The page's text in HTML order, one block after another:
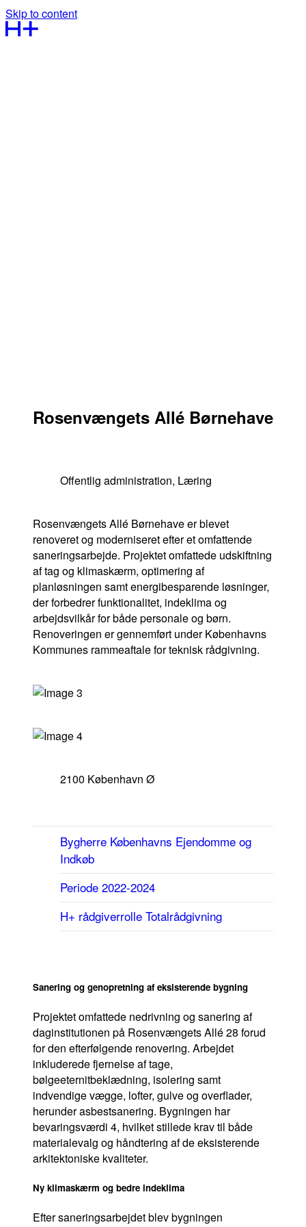
Skip to content
Rosenvængets Allé Børnehave
Offentlig administration, Læring
Rosenvængets Allé Børnehave er blevet
renoveret og moderniseret efter et omfattende
saneringsarbejde. Projektet omfattede udskiftning
af tag og klimaskærm, optimering af
planløsningen samt energibesparende løsninger,
der forbedrer funktionalitet, indeklima og
arbejdsvilkår for både personale og børn.
Renoveringen er gennemført under Københavns
Kommunes rammeaftale for teknisk rådgivning.
2100 København Ø
Bygherre Københavns Ejendomme og
Indkøb
Periode 2022-2024
H+ rådgiverrolle Totalrådgivning
Sanering og genopretning af eksisterende bygning
Projektet omfattede nedrivning og sanering af
daginstitutionen på Rosenvængets Allé 28 forud
for den efterfølgende renovering. Arbejdet
inkluderede fjernelse af tage,
bølgeeternitbeklædning, isolering samt
indvendige vægge, lofter, gulve og overflader,
herunder asbestsanering. Bygningen har
bevaringsværdi 4, hvilket stillede krav til både
materialevalg og håndtering af de eksisterende
arkitektoniske kvaliteter.
Ny klimaskærm og bedre indeklima
Efter saneringsarbejdet blev bygningen
Om os
Referencer
Karriere
Medarbejdere
Bæredygtighed